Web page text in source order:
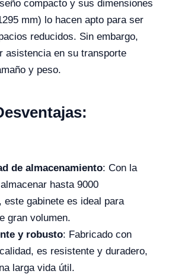
compacto y sus dimensiones
mm) lo hacen apto para ser
reducidos. Sin embargo,
asistencia en su transporte
y peso.
de almacenamiento: Con la
hasta 9000
este gabinete es ideal para
gran volumen.
y robusto: Fabricado con
es resistente y duradero,
larga vida útil.